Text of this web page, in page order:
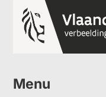
Menu